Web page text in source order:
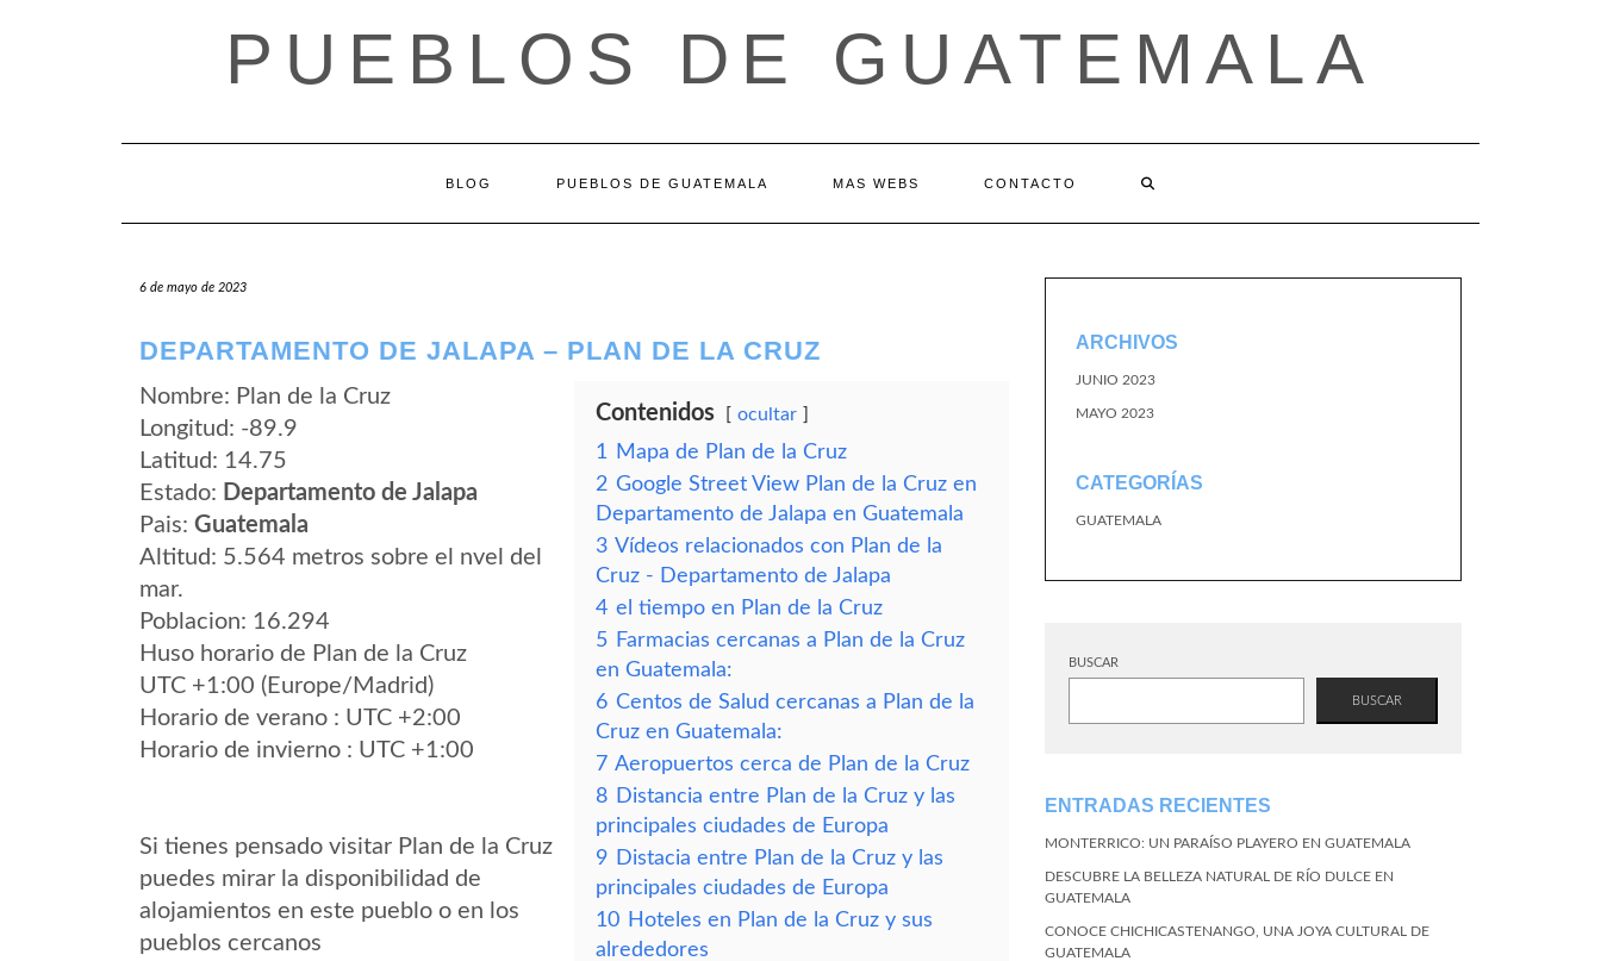
PUEBLOS DE GUATEMALA
BLOG PUEBLOS DE GUATEMALA MAS WEBS CONTACTO
6 de mayo de 2023
DEPARTAMENTO DE JALAPA – PLAN DE LA CRUZ
Nombre: Plan de la Cruz
Longitud: -89.9
Latitud: 14.75
Estado: Departamento de Jalapa
Pais: Guatemala
Altitud: 5.564 metros sobre el nvel del
mar.
Poblacion: 16.294
Huso horario de Plan de la Cruz
UTC +1:00 (Europe/Madrid)
Horario de verano : UTC +2:00
Horario de invierno : UTC +1:00
Si tienes pensado visitar Plan de la Cruz
puedes mirar la disponibilidad de
alojamientos en este pueblo o en los
pueblos cercanos
Contenidos ocultar
1
Mapa de Plan de la Cruz
2 Google Street View Plan de la Cruz en
Departamento de Jalapa en Guatemala
3 Vídeos relacionados con Plan de la
Cruz - Departamento de Jalapa
4 el tiempo en Plan de la Cruz
5 Farmacias cercanas a Plan de la Cruz
en Guatemala:
6 Centos de Salud cercanas a Plan de la
Cruz en Guatemala:
7 Aeropuertos cerca de Plan de la Cruz
8 Distancia entre Plan de la Cruz y las
principales ciudades de Europa
9 Distacia entre Plan de la Cruz y las
principales ciudades de Europa
10 Hoteles en Plan de la Cruz y sus
alrededores
ARCHIVOS
JUNIO 2023
MAYO 2023
CATEGORÍAS
GUATEMALA
BUSCAR
BUSCAR
ENTRADAS RECIENTES
MONTERRICO: UN PARAÍSO PLAYERO EN GUATEMALA
DESCUBRE LA BELLEZA NATURAL DE RÍO DULCE EN
GUATEMALA
CONOCE CHICHICASTENANGO, UNA JOYA CULTURAL DE
GUATEMALA